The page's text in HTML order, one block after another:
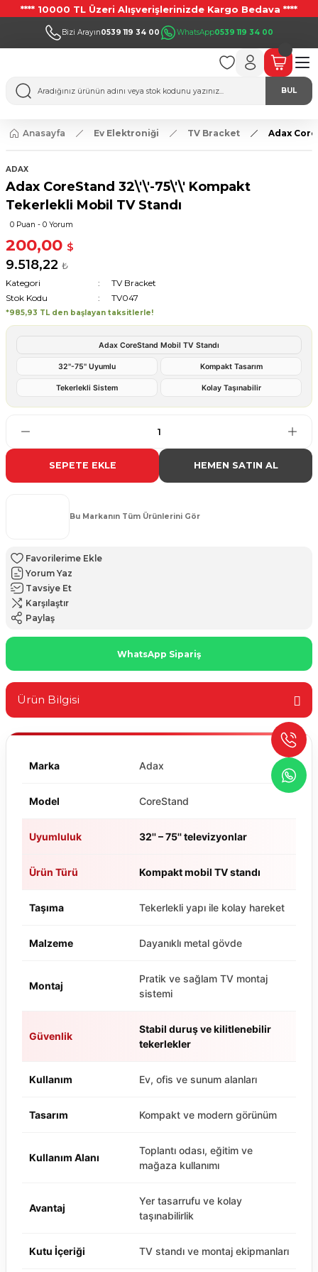
**** 10000 TL Üzeri Alışverişlerinizde Kargo Bedava ****
Bizi Arayın0539 119 34 00 WhatsApp0539 119 34 00
BUL
Anasayfa Ev Elektroniği TV Bracket Adax
ADAX
Adax CoreStand 32\'\'-75\'\' Kompakt
Tekerlekli Mobil TV Standı
0 Puan - 0 Yorum
200,00 $
9.518,22 ₺
Kategori
TV Bracket
Stok Kodu
TV047
*985,93 TL den başlayan taksitlerle!
Adax CoreStand Mobil TV Standı
32''-75'' Uyumlu Kompakt Tasarım
Tekerlekli Sistem Kolay Taşınabilir
SEPETE EKLE HEMEN SATIN AL
Bu Markanın Tüm Ürünlerini Gör
Yorum Yaz
Tavsiye Et
Karşılaştır
Paylaş
WhatsApp Sipariş
Ürün Bilgisi
Marka Adax
Model CoreStand
Uyumluluk 32'' – 75'' televizyonlar
Ürün Türü Kompakt mobil TV standı
Taşıma Tekerlekli yapı ile kolay hareket
Malzeme Dayanıklı metal gövde
Montaj
Pratik ve sağlam TV montaj
sistemi
Güvenlik
Stabil duruş ve kilitlenebilir
tekerlekler
Kullanım Ev, ofis ve sunum alanları
Tasarım Kompakt ve modern görünüm
Kullanım Alanı
Toplantı odası, eğitim ve
mağaza kullanımı
Avantaj
Yer tasarrufu ve kolay
taşınabilirlik
Kutu İçeriği TV standı ve montaj ekipmanları